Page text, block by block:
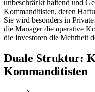
unbeschränkt haftend und
Kommanditisten, deren
Sie wird besonders in
die Manager die operative
die Investoren die Mehrheit
Duale Struktur:
Kommanditisten